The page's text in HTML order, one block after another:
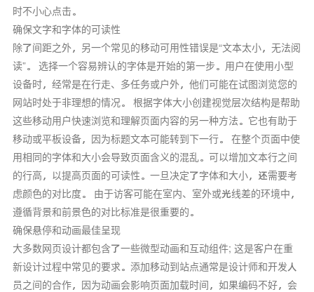
时不小心点击。
确保文字和字体的可读性
除了间距之外，另一个常见的移动可用性错误是“文本太小，无法阅
读”。 选择一个容易辨认的字体是开始的第一步。用户在使用小型
设备时，经常是在行走、多任务或户外，他们可能在试图浏览您的
网站时处于非理想的情况。 根据字体大小创建视觉层次结构是帮助
这些移动用户快速浏览和理解页面内容的另一种方法。它也有助于
移动或平板设备，因为标题文本可能转到下一行。 在整个页面中使
用相同的字体和大小会导致页面含义的混乱。可以增加文本行之间
的行高，以提高页面的可读性。一旦决定了字体和大小，还需要考
虑颜色的对比度。 由于访客可能在室内、室外或光线差的环境中，
遵循背景和前景色的对比标准是很重要的。
确保悬停和动画最佳呈现
大多数网页设计都包含了一些微型动画和互动组件; 这是客户在重
新设计过程中常见的要求。添加移动到站点通常是设计师和开发人
员之间的合作，因为动画会影响页面加载时间，如果编码不好，会